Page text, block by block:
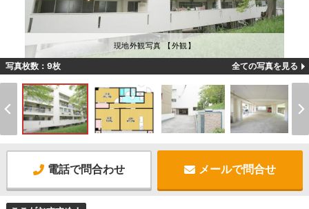
現地外観写真 【外観】
写真枚数：9枚 全ての写真を見る
電話で問合わせ メールで問合せ